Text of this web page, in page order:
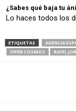
¿Sabes qué baja tu
Lo haces todos los
ETIQUETAS AGENCIA
OPEN COSMOS
RAFEL